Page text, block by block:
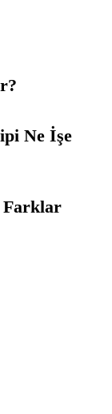
Ne İşe
Farklar